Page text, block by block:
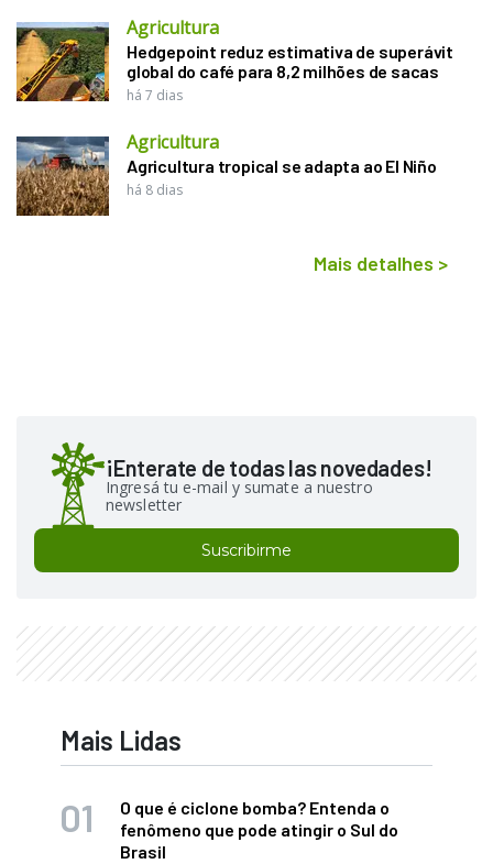
Agricultura
Hedgepoint reduz estimativa de superávit
global do café para 8,2 milhões de sacas
há 7 dias
Agricultura
Agricultura tropical se adapta ao El Niño
há 8 dias
Mais detalhes >
¡Enterate de todas las novedades!
Ingresá tu e-mail y sumate a nuestro
newsletter
Suscribirme
Mais Lidas
O que é ciclone bomba? Entenda o
fenômeno que pode atingir o Sul do
Brasil